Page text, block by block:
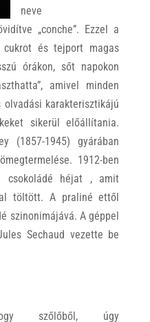
neve
„conche”. Ezzel a
cukrot és tejport magas
órákon, sőt napokon
amivel minden
karakterisztikájú
sikerül előállítania.
(1857-1945) gyárában
1912-ben
csokoládé héjat , amit
töltött. A praliné ettől
szinonimájává. A géppel
Sechaud vezette be
szőlőből, úgy